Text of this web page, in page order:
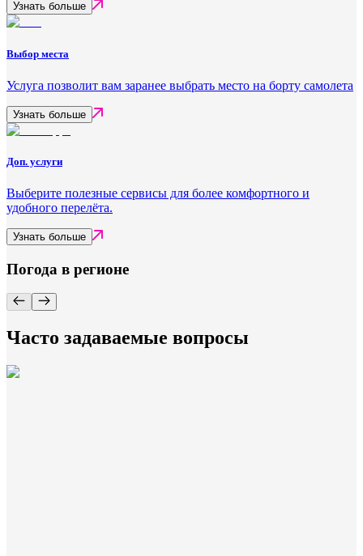
Узнать больше
Выбор места
Услуга позволит вам заранее выбрать место на борту самолета
Узнать больше
Доп. услуги
Выберите полезные сервисы для более комфортного и
удобного перелёта.
Узнать больше
Погода в регионе
Часто задаваемые вопросы